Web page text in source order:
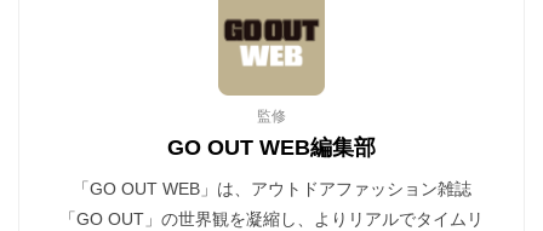
監修
GO OUT WEB編集部
「GO OUT WEB」は、アウトドアファッション雑誌
「GO OUT」の世界観を凝縮し、よりリアルでタイムリ